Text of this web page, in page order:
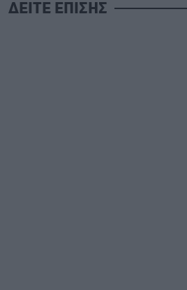
ΔΕΙΤΕ ΕΠΙΣΗΣ